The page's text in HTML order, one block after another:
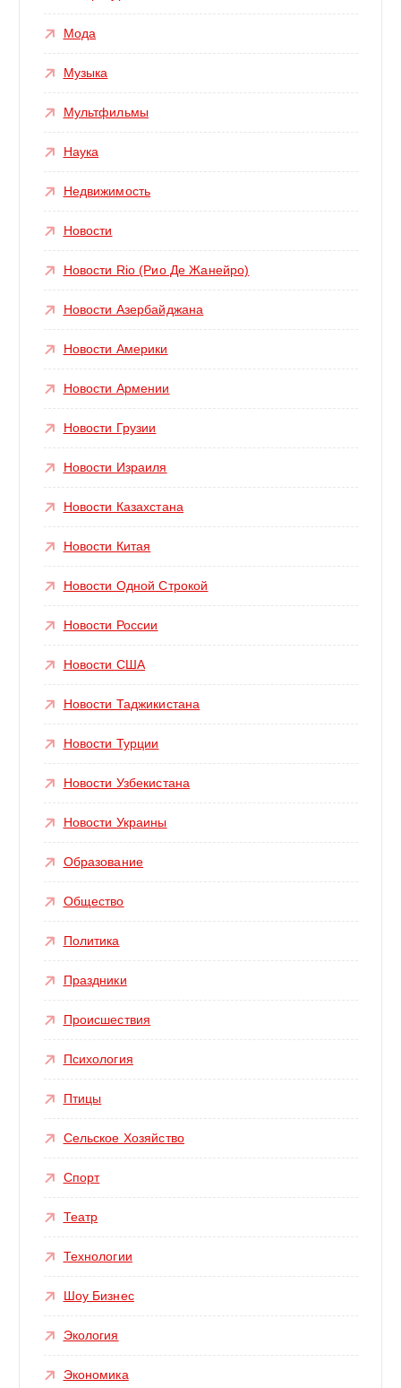
Мода
Музыка
Мультфильмы
Наука
Недвижимость
Новости
Новости Rio (Рио Де Жанейро)
Новости Азербайджана
Новости Америки
Новости Армении
Новости Грузии
Новости Израиля
Новости Казахстана
Новости Китая
Новости Одной Строкой
Новости России
Новости США
Новости Таджикистана
Новости Турции
Новости Узбекистана
Новости Украины
Образование
Общество
Политика
Праздники
Происшествия
Психология
Птицы
Сельское Хозяйство
Спорт
Театр
Технологии
Шоу Бизнес
Экология
Экономика